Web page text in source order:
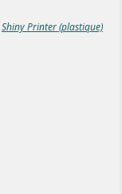
Shiny Printer (plastique)